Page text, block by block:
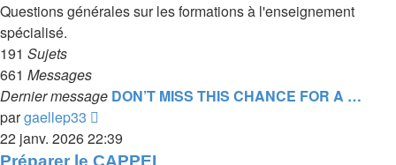
Questions générales sur les formations à l'enseignement
spécialisé.
191 Sujets
661 Messages
Dernier message DON’T MISS THIS CHANCE FOR A …
pargaellep33
le
dernier
22 janv. 2026 22:39
Préparer le CAPPEI